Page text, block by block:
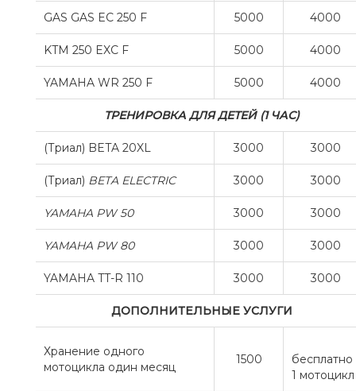
GAS GAS EC 250 F 5000 4000
KTM 250 EXC F 5000 4000
YAMAHA WR 250 F 5000 4000
ТРЕНИРОВКА ДЛЯ ДЕТЕЙ (1 ЧАС)
(Триал) BETA 20XL 3000 3000
(Триал) BETA ELECTRIC 3000 3000
YAMAHA PW 50 3000 3000
YAMAHA PW 80 3000 3000
YAMAHA TT-R 110 3000 3000
ДОПОЛНИТЕЛЬНЫЕ УСЛУГИ
Хранение одного
мотоцикла один месяц
1500
бесплатно
1 мотоцикл